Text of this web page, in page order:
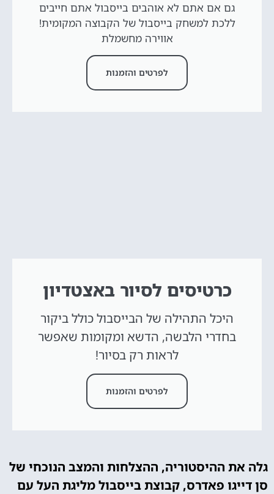
גם אם אתם לא אוהבים בייסבול אתם חייבים
ללכת למשחק בייסבול של הקבוצה המקומית!
אווירה מחשמלת
לפרטים והזמנות
כרטיסים לסיור באצטדיון
היכל התהילה של הבייסבול כולל ביקור
בחדרי הלבשה, הדשא ומקומות שאפשר
לראות רק בסיור!
לפרטים והזמנות
גלה את ההיסטוריה, ההצלחות והמצב הנוכחי של
סן דייגו פאדרס, קבוצת בייסבול מליגת העל עם